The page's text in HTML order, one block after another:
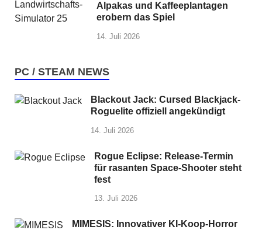
Alpakas und Kaffeeplantagen
erobern das Spiel
14. Juli 2026
PC / STEAM NEWS
Blackout Jack: Cursed Blackjack-
Roguelite offiziell angekündigt
14. Juli 2026
Rogue Eclipse: Release-Termin
für rasanten Space-Shooter steht
fest
13. Juli 2026
MIMESIS: Innovativer KI-Koop-Horror